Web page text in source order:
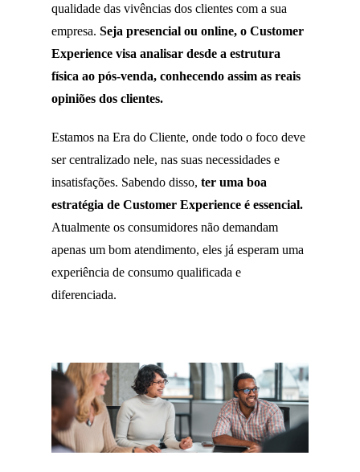
qualidade das vivências dos clientes com a sua
empresa. Seja presencial ou online, o Customer
Experience visa analisar desde a estrutura
física ao pós-venda, conhecendo assim as reais
opiniões dos clientes.
Estamos na Era do Cliente, onde todo o foco deve
ser centralizado nele, nas suas necessidades e
insatisfações. Sabendo disso, ter uma boa
estratégia de Customer Experience é essencial.
Atualmente os consumidores não demandam
apenas um bom atendimento, eles já esperam uma
experiência de consumo qualificada e
diferenciada.